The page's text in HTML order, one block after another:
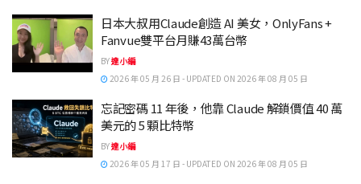
日本大叔用Claude創造 AI 美女，OnlyFans +
Fanvue雙平台月賺43萬台幣
BY達小編
2026 年 05 月 26 日 - UPDATED ON 2026 年 08 月 05 日
忘記密碼 11 年後，他靠 Claude 解鎖價值 40 萬
美元的 5 顆比特幣
BY達小編
2026 年 05 月 17 日 - UPDATED ON 2026 年 08 月 05 日